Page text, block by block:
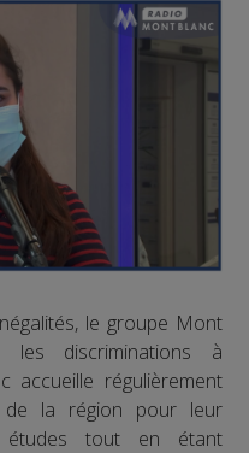
le groupe Mont
les discriminations à
accueille régulièrement
de la région pour leur
études tout en étant